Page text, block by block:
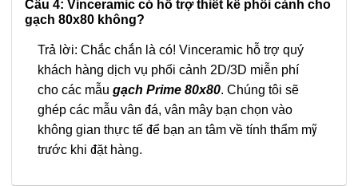
Câu 4: Vinceramic có hỗ trợ thiết kế phối cảnh cho
gạch 80x80 không?
Trả lời: Chắc chắn là có! Vinceramic hỗ trợ quý
khách hàng dịch vụ phối cảnh 2D/3D miễn phí
cho các mẫu gạch Prime 80x80. Chúng tôi sẽ
ghép các mẫu vân đá, vân mây bạn chọn vào
không gian thực tế để bạn an tâm về tính thẩm mỹ
trước khi đặt hàng.